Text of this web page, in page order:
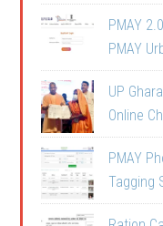
PMAY
PMAY
UP
Online
PMAY
Tagging